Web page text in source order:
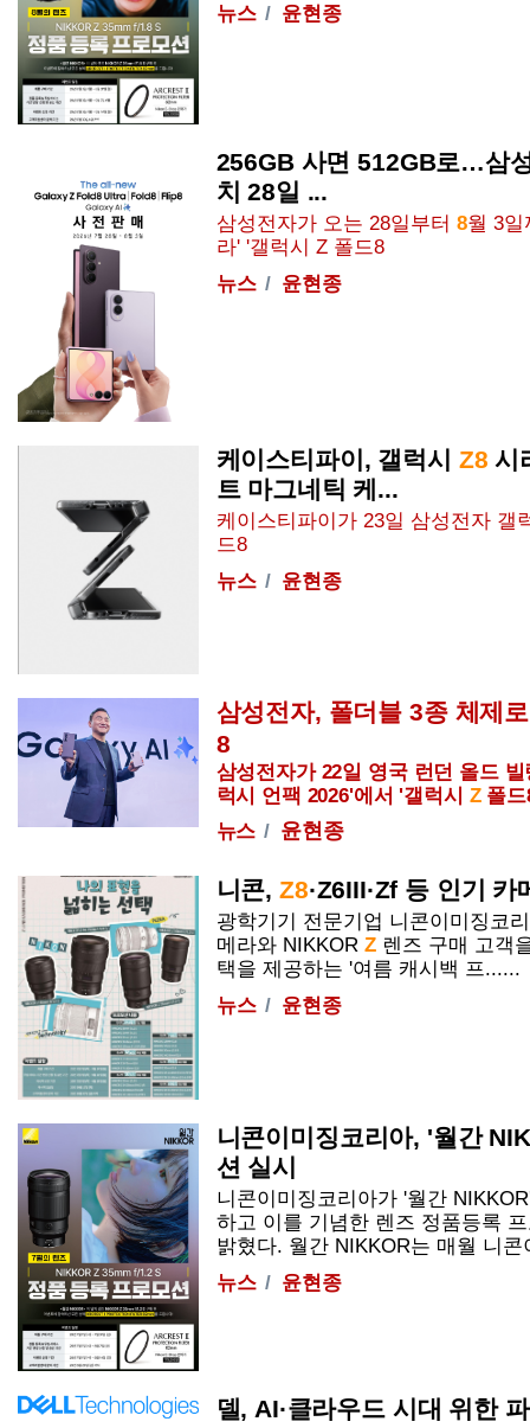
뉴스
윤현종
256GB 사면 512GB로…삼
치 28일 ...
삼성전자가 오는 28일부터 8월 3
라' '갤럭시 Z폴드8
뉴스
윤현종
케이스티파이, 갤럭시 Z8 시
트 마그네틱 케...
케이스티파이가 23일 삼성전자 갤
드8
뉴스
윤현종
삼성전자, 폴더블 3종 체제
8
삼성전자가 22일 영국 런던 올드
럭시 언팩 2026'에서 '갤럭시 Z폴드
뉴스
윤현종
니콘, Z8·Z6III·Zf 등 인기 카
광학기기 전문기업 니콘이미징코
메라와 NIKKOR Z렌즈 구매 고객
택을 제공하는 '여름 캐시백 프......
뉴스
윤현종
니콘이미징코리아, '월간
션 실시
니콘이미징코리아가 '월간
하고 이를 기념한 렌즈 정품등록
밝혔다. 월간 NIKKOR는 매월 니
뉴스
윤현종
델, AI·클라우드 시대 위한